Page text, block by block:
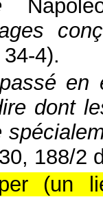
4).
en
dont
, 188/2
(un